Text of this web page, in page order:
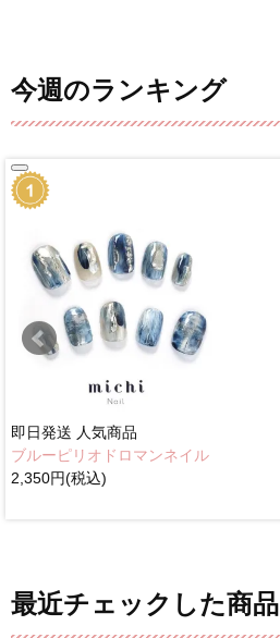
今週のランキング
即日発送 人気商品
ブルーピリオドロマンネイル
2,350円(税込)
最近チェックした商品